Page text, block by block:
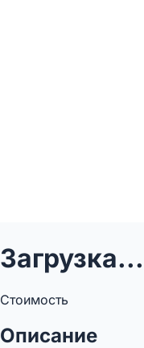
Загрузка...
Стоимость
Описание